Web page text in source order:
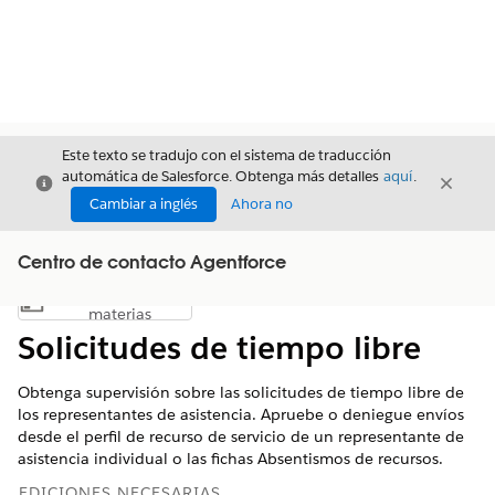
Cerrar
Este texto se tradujo con el sistema de traducción
automática de Salesforce. Obtenga más detalles aquí.
Cambiar a inglés
Ahora no
Cerrar
Centro de contacto Agentforce
Mostrar índice de materias
materias
Solicitudes de tiempo libre
Obtenga supervisión sobre las solicitudes de tiempo libre de
los representantes de asistencia. Apruebe o deniegue envíos
desde el perfil de recurso de servicio de un representante de
asistencia individual o las fichas Absentismos de recursos.